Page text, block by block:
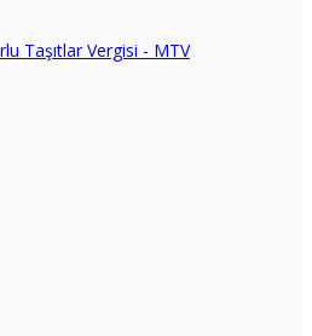
Taşıtlar Vergisi - MTV